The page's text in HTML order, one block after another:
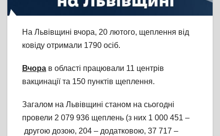
На Львівщині вчора, 20 лютого, щеплення від
ковіду отримали 1790 оcіб.
Вчора в області працювали 11 центрів
вакцинації та 150 пунктів щеплення.
Загалом на Львівщині станом на сьогодні
провели 2 079 936 щеплень (з них 1 000 451 –
другою дозою, 204 – додатковою, 37 717 –